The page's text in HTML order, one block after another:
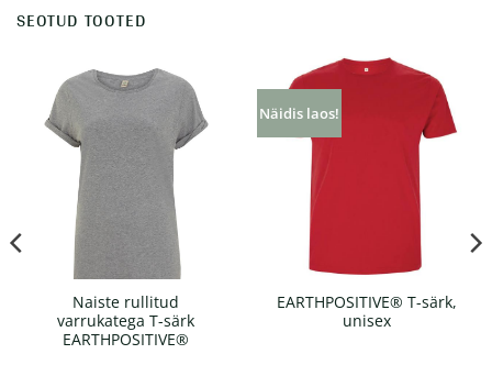
SEOTUD TOOTED
Naiste rullitud
varrukatega T-särk
EARTHPOSITIVE®
Näidis laos!
EARTHPOSITIVE® T-särk,
unisex